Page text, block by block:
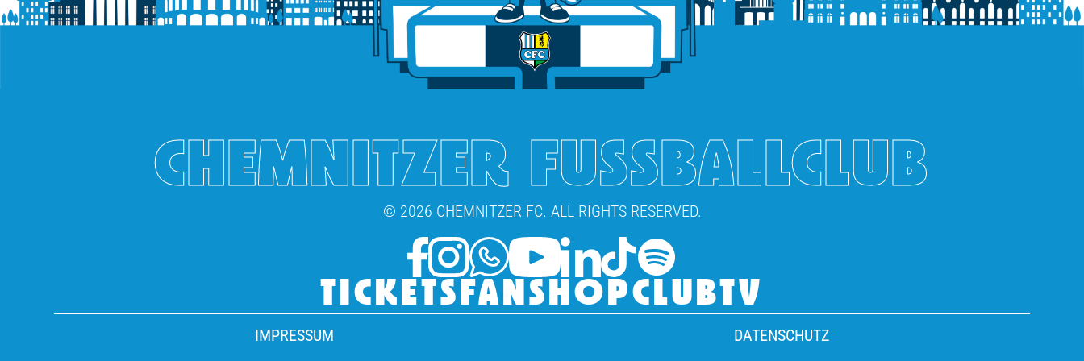
CHEMNITZER FUSSBALLCLUB
© 2026 CHEMNITZER FC. ALL RIGHTS RESERVED.
TICKETSFANSHOPCLUBTV
IMPRESSUM DATENSCHUTZ